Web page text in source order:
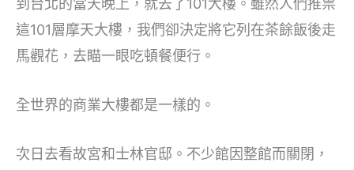
到台北的當天晚上，就去了101大樓。雖然人們推祟
這101層摩天大樓，我們卻決定將它列在茶餘飯後走
馬觀花，去瞄一眼吃頓餐便行。
全世界的商業大樓都是一樣的。
次日去看故宮和士林官邸。不少館因整館而關閉，